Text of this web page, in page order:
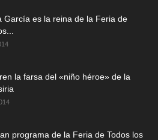
García es la reina de la Feria de
la farsa del «niño héroe» de la
programa de la Feria de Todos los